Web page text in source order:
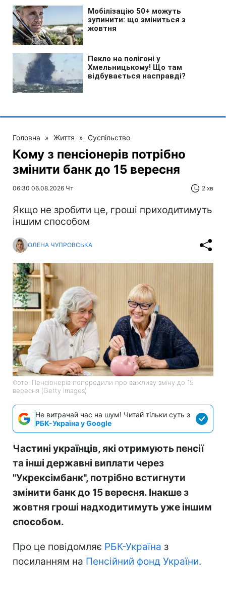
Головна » Життя » Суспільство
Кому з пенсіонерів потрібно
змінити банк до 15 вересня
06:30 06.08.2026 Чт 2 хв
Якщо не зробити це, гроші приходитимуть
іншим способом
ОЛЕНА ЧУПРОВСЬКА
Фото: Пенсіонерів попередили про важливу зміну до 15
вересня (Getty Images)
Не витрачай час на шум! Читай тільки суть з
РБК-Україна у Google
Частині українців, які отримують пенсії
та інші державні виплати через
"Укрексімбанк", потрібно встигнути
змінити банк до 15 вересня. Інакше з
жовтня гроші надходитимуть уже іншим
способом.
Про це повідомляє РБК-Україна з
посиланням на Пенсійний фонд України.